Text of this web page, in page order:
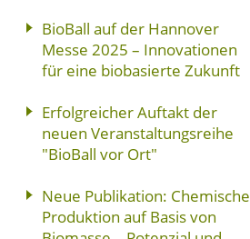
BioBall auf der Hannover
Messe 2025 – Innovationen
für eine biobasierte Zukunft
Erfolgreicher Auftakt der
neuen Veranstaltungsreihe
"BioBall vor Ort"
Neue Publikation: Chemische
Produktion auf Basis von